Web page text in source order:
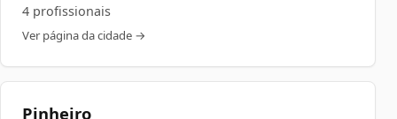
4 profissionais
Ver página da cidade →
Pinheiro